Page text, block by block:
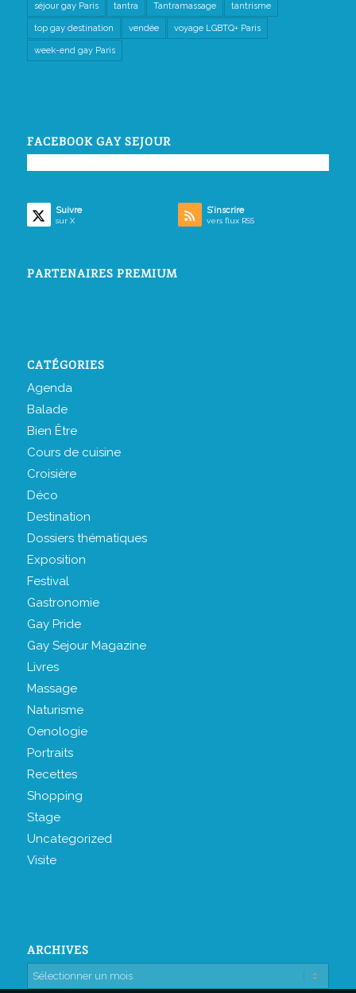
séjour gay Paris tantra Tantramassage tantrisme
top gay destination vendée voyage LGBTQ+ Paris
week-end gay Paris
FACEBOOK GAY SEJOUR
Suivre
sur X
S’inscrire
vers flux RSS
PARTENAIRES PREMIUM
CATÉGORIES
Agenda
Balade
Bien Être
Cours de cuisine
Croisière
Déco
Destination
Dossiers thématiques
Exposition
Festival
Gastronomie
Gay Pride
Gay Sejour Magazine
Livres
Massage
Naturisme
Oenologie
Portraits
Recettes
Shopping
Stage
Uncategorized
Visite
ARCHIVES